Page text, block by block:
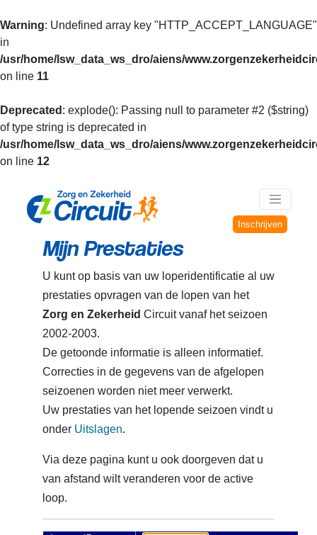
Warning: Undefined array key "HTTP_ACCEPT_LANGUAGE"
in
/usr/home/lsw_data_ws_dro/aiens/
on line 11
Deprecated : explode(): Passing null to parameter #2 ($string)
of type string is deprecated in
/usr/home/lsw_data_ws_dro/aiens/
on line 12
Inschrijven
Mijn Prestaties
U kunt op basis van uw loperidentificatie al uw
prestaties opvragen van de lopen van het
Zorg en Zekerheid Circuit vanaf het seizoen
2002-2003.
De getoonde informatie is alleen informatief.
Correcties in de gegevens van de afgelopen
seizoenen worden niet meer verwerkt.
Uw prestaties van het lopende seizoen vindt u
onder Uitslagen.
Via deze pagina kunt u ook doorgeven dat u
van afstand wilt veranderen voor de active
loop.